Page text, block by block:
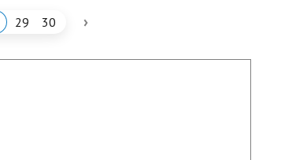
29 30 ›